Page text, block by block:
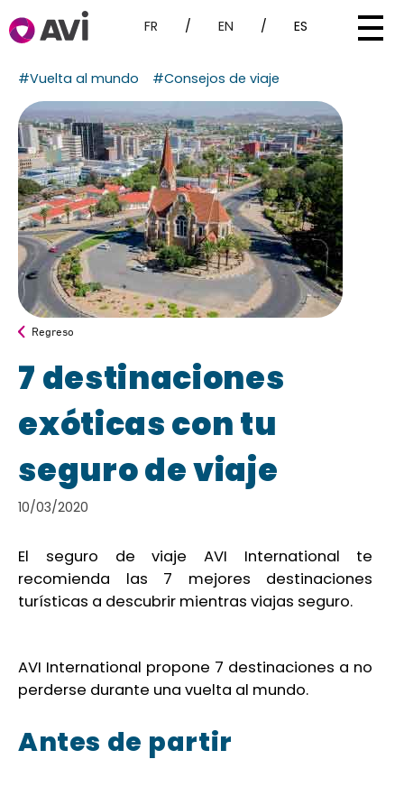
FR / EN / ES
#Vuelta al mundo #Consejos de viaje
Regreso
7 destinaciones
exóticas con tu
seguro de viaje
10/03/2020
El seguro de viaje AVI International te
recomienda las 7 mejores destinaciones
turísticas a descubrir mientras viajas seguro.
AVI International propone 7 destinaciones a no
perderse durante una vuelta al mundo.
Antes de partir